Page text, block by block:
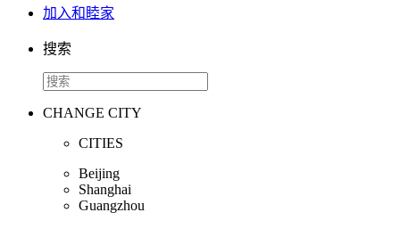
加入和睦家
搜索
CHANGE CITY
CITIES
Beijing
Shanghai
Guangzhou